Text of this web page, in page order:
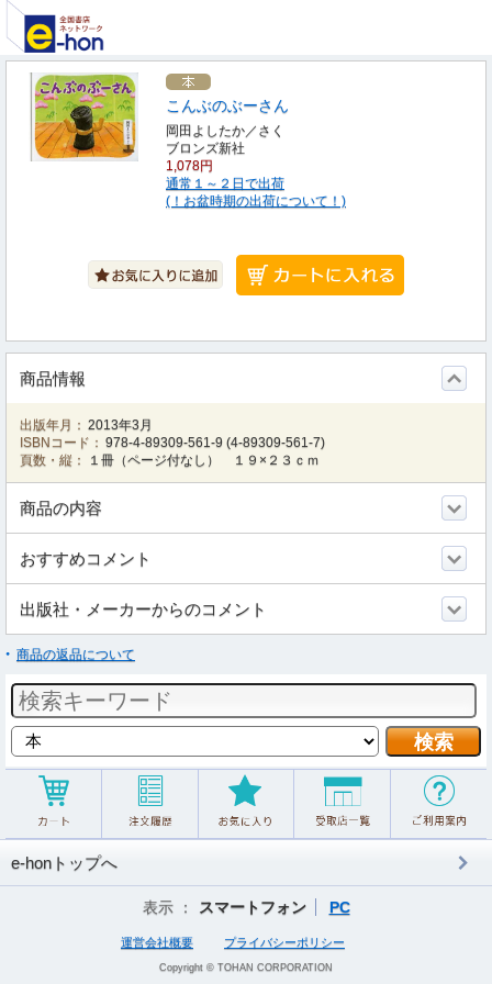
こんぶのぶーさん
岡田よしたか／さく
ブロンズ新社
1,078円
通常１～２日で出荷
(！お盆時期の出荷について！)
商品情報
出版年月： 2013年3月
ISBNコード： 978-4-89309-561-9 (4-89309-561-7)
頁数・縦：
１冊（ページ付なし） １９×２３ｃｍ
商品の内容
おすすめコメント
出版社・メーカーからのコメント
商品の返品について
e-honトップへ
表示 ： スマートフォン PC
運営会社概要 プライバシーポリシー
Copyright © TOHAN CORPORATION